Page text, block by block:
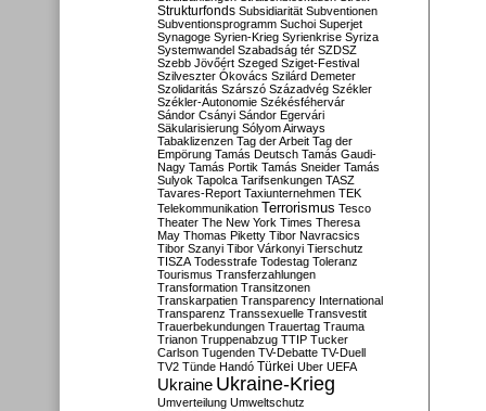
Strukturfonds Subsidiarität Subventionen
Subventionsprogramm Suchoi Superjet
Synagoge Syrien-Krieg Syrienkrise Syriza
Systemwandel Szabadság tér SZDSZ
Szebb Jövőért Szeged Sziget-Festival
Szilveszter Ókovács Szilárd Demeter
Szolidaritás Szárszó Századvég Székler
Székler-Autonomie Székésféhervár
Sándor Csányi Sándor Egervári
Säkularisierung Sólyom Airways
Tabaklizenzen Tag der Arbeit Tag der
Empörung Tamás Deutsch Tamás Gaudi-
Nagy Tamás Portik Tamás Sneider Tamás
Sulyok Tapolca Tarifsenkungen TASZ
Tavares-Report Taxiunternehmen TEK
Telekommunikation Terrorismus Tesco
Theater The New York Times Theresa
May Thomas Piketty Tibor Navracsics
Tibor Szanyi Tibor Várkonyi Tierschutz
TISZA Todesstrafe Todestag Toleranz
Tourismus Transferzahlungen
Transformation Transitzonen
Transkarpatien Transparency International
Transparenz Transsexuelle Transvestit
Trauerbekundungen Trauertag Trauma
Trianon Truppenabzug TTIP Tucker
Carlson Tugenden TV-Debatte TV-Duell
TV2 Tünde Handó Türkei Uber UEFA
Ukraine Ukraine-Krieg
Umverteilung Umweltschutz